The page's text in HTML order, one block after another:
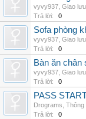
vyvy937 Giao lưu
Trả lời:
0
Sofa phòng
vyvy937 Giao lưu
Trả lời:
0
Bàn ăn chân
vyvy937 Giao lưu
Trả lời:
0
PASS
Drograms Thông
Trả lời:
0